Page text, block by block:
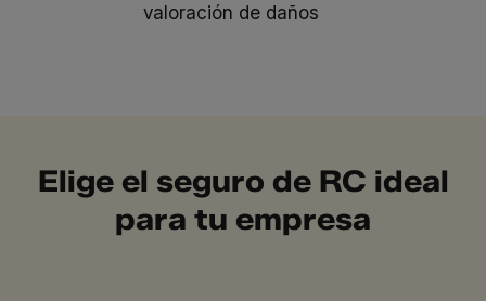
valoración de daños
Elige el seguro de RC ideal
para tu empresa